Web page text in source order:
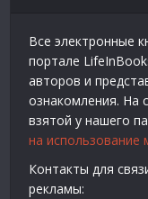
Все электронные
портале
авторов и
ознакомления. На
взятой у нашего
на использование
Контакты для
рекламы: